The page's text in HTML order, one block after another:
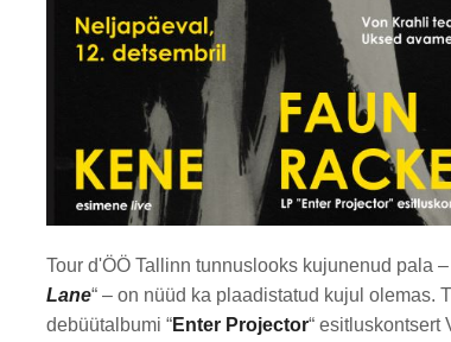
Tour d'ÖÖ Tallinn tunnuslooks kujunenud pala –
Lane“ – on nüüd ka plaadistatud kujul olemas.
debüütalbumi “Enter Projector“ esitluskontsert